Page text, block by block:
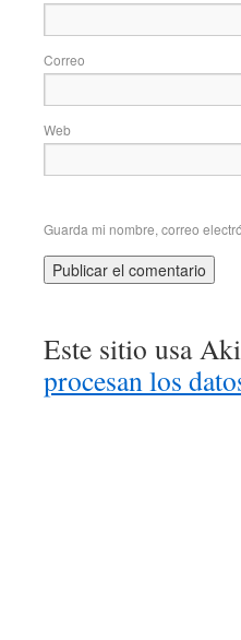
Web
Guarda mi nombre, correo
Este sitio usa
procesan los